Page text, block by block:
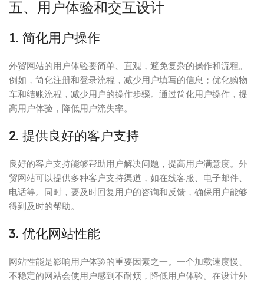
五、用户体验和交互设计
1. 简化用户操作
外贸网站的用户体验要简单、直观，避免复杂的操作和流程。
例如，简化注册和登录流程，减少用户填写的信息；优化购物
车和结账流程，减少用户的操作步骤。通过简化用户操作，提
高用户体验，降低用户流失率。
2. 提供良好的客户支持
良好的客户支持能够帮助用户解决问题，提高用户满意度。外
贸网站可以提供多种客户支持渠道，如在线客服、电子邮件、
电话等。同时，要及时回复用户的咨询和反馈，确保用户能够
得到及时的帮助。
3. 优化网站性能
网站性能是影响用户体验的重要因素之一。一个加载速度慢、
不稳定的网站会使用户感到不耐烦，降低用户体验。在设计外